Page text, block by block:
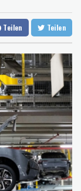
32 °C
triumphiert
an Ziele
Hamburg
Columbia
Teilen Teilen